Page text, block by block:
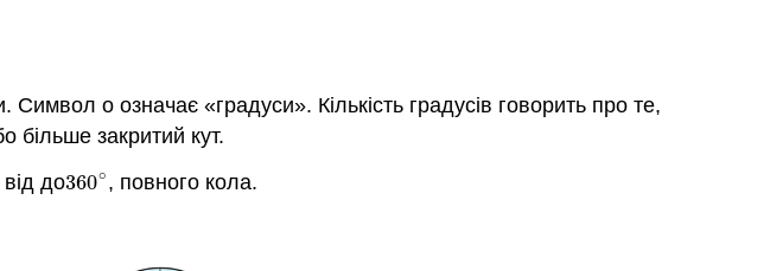
o означає «градуси». Кількість градусів говорить про те,
більше закритий кут.
до360∘
360∘, повного кола.